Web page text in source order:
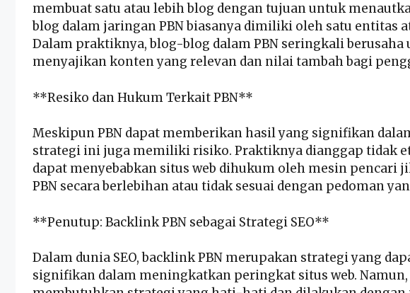
membuat satu atau lebih blog dengan tujuan untuk
blog dalam jaringan PBN biasanya dimiliki oleh satu entitas
Dalam praktiknya, blog-blog dalam PBN seringkali
menyajikan konten yang relevan dan nilai tambah bagi
**Resiko dan Hukum Terkait PBN**
Meskipun PBN dapat memberikan hasil yang signifikan
strategi ini juga memiliki risiko. Praktiknya dianggap tidak
dapat menyebabkan situs web dihukum oleh mesin pencari
PBN secara berlebihan atau tidak sesuai dengan pedoman
**Penutup: Backlink PBN sebagai Strategi SEO**
Dalam dunia SEO, backlink PBN merupakan strategi yang
signifikan dalam meningkatkan peringkat situs web. Namun,